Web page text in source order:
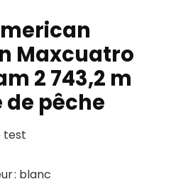
Maxcuatro
2 743,2 m
de pêche
test
: blanc